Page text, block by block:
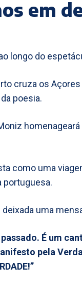
em
longo do
cruza os
poesia.
como uma
portuguesa.
uma
É um
pela